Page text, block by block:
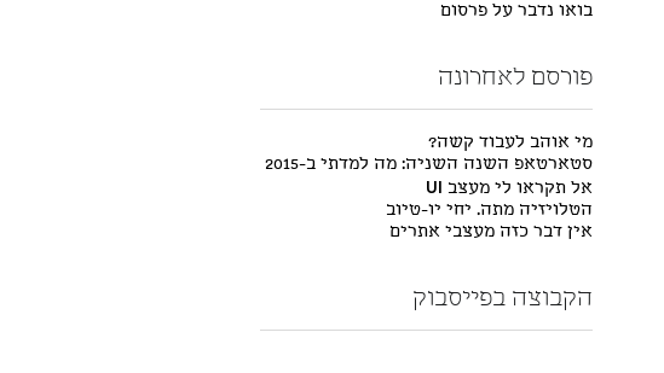
בואו נדבר על פרסום
פורסם לאחרונה
מי אוהב לעבוד קשה?
סטארטאפ השנה השניה: מה למדתי ב-2015
אל תקראו לי מעצב UI
הטלויזיה מתה. יחי יו-טיוב
אין דבר כזה מעצבי אתרים
הקבוצה בפייסבוק